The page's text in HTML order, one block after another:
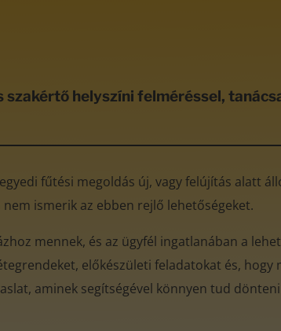
helyszíni felméréssel,
fűtési megoldás új, vagy felújítás alatt
ismerik az ebben rejlő lehetőségeket.
mennek, és az ügyfél ingatlanában a
előkészületi feladatokat és, hogy
aminek segítségével könnyen tud